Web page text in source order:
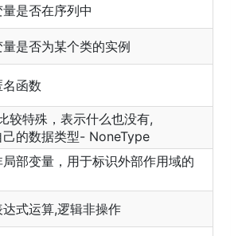
是否在序列中
量是否为某个类的实例
函数
较特殊，表示什么也没有,
己的数据类型- NoneType
部变量，用于标识外部作用域的
达式运算,逻辑非操作